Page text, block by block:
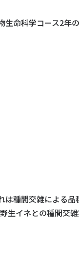
生命科学コース2年
は種間交雑による品
生イネとの種間交